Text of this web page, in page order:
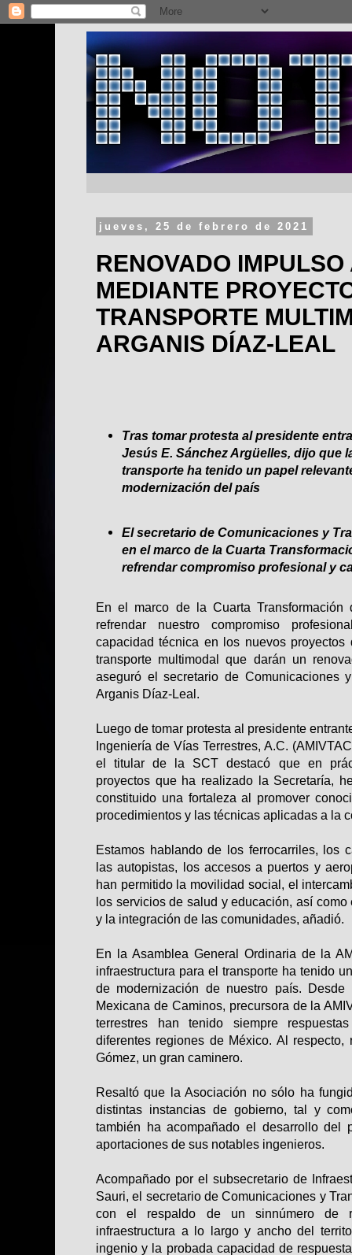
jueves, 25 de febrero de 2021
RENOVADO
MEDIANTE
TRANSPORTE
ARGANIS DÍAZ-LEAL
Tras tomar protesta al presidente
Jesús E. Sánchez Argüelles, dijo que
transporte ha tenido un papel
modernización del país
El secretario de Comunicaciones y
en el marco de la Cuarta
refrendar compromiso profesional y
En el marco de la Cuarta
refrendar nuestro compromiso
capacidad técnica en los nuevos
transporte multimodal que darán un
aseguró el secretario de Comunicaciones
Arganis Díaz-Leal.
Luego de tomar protesta al presidente
Ingeniería de Vías Terrestres, A.C.
el titular de la SCT destacó que en
proyectos que ha realizado la Secretaría,
constituido una fortaleza al promover
procedimientos y las técnicas aplicadas a la
Estamos hablando de los ferrocarriles, los
las autopistas, los accesos a puertos y
han permitido la movilidad social, el
los servicios de salud y educación, así
y la integración de las comunidades, añadió.
En la Asamblea General Ordinaria de la
infraestructura para el transporte ha tenido
de modernización de nuestro país.
Mexicana de Caminos, precursora de la
terrestres han tenido siempre
diferentes regiones de México. Al
Gómez, un gran caminero.
Resaltó que la Asociación no sólo ha
distintas instancias de gobierno, tal y
también ha acompañado el desarrollo del
aportaciones de sus notables ingenieros.
Acompañado por el subsecretario de
Sauri, el secretario de Comunicaciones y
con el respaldo de un sinnúmero de
infraestructura a lo largo y ancho del
ingenio y la probada capacidad de